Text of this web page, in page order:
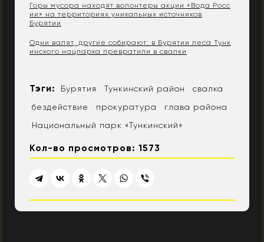
Горы мусора находят волонтеры акции «Вода Росс
ии» на территориях уникальных источников
Бурятии
Одни валят, другие собирают: в Бурятии леса Тунк
инского нацпарка превратили в свалки
Тэги: Бурятия Тункинский район
свалка
бездействие
прокуратура
глава района
Национальный парк «Тункинский»
Кол-во просмотров: 1573